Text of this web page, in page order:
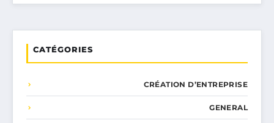
CATÉGORIES
CRÉATION D’ENTREPRISE
GENERAL